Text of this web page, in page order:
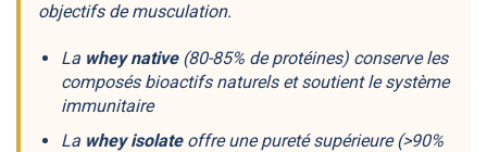
objectifs de musculation.
La whey native(80-85% de protéines) conserve les
composés bioactifs naturels etsoutient le système
immunitaire
La whey isolateoffre une pureté supérieure (>90%